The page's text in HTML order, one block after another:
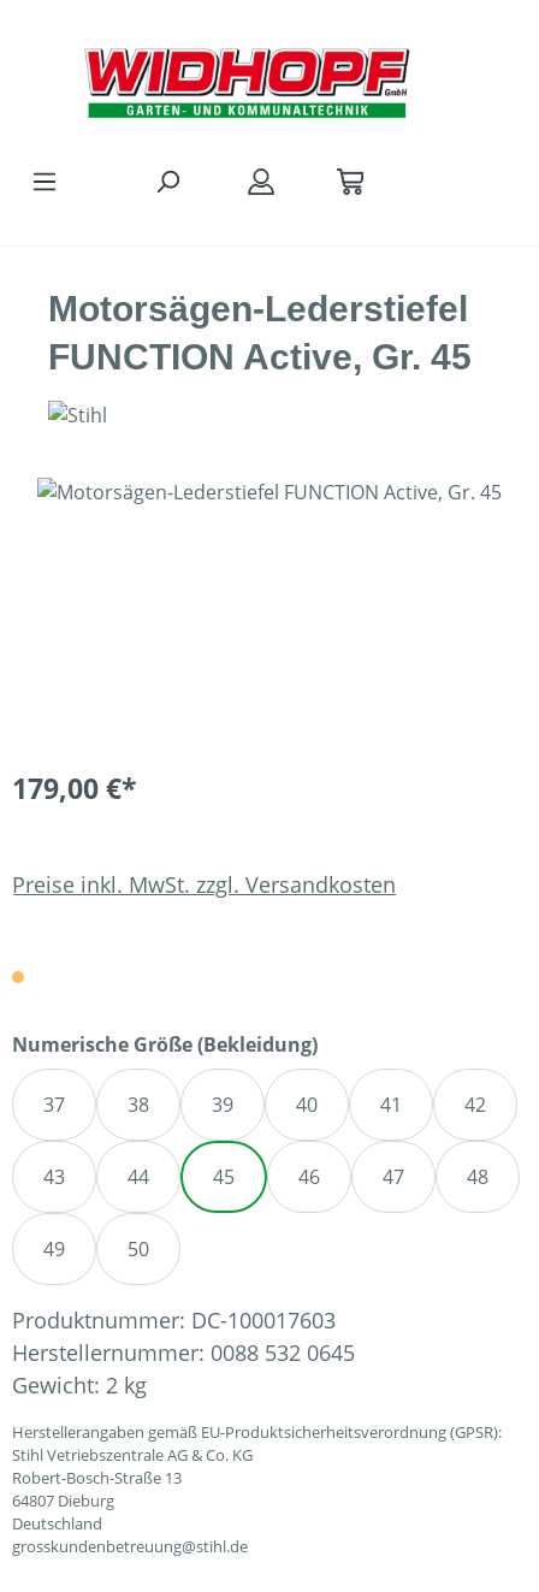
Motorsägen-Lederstiefel
FUNCTION Active, Gr. 45
Bildergalerie überspringen
179,00 €*
Preise inkl. MwSt. zzgl. Versandkosten
Numerische Größe (Bekleidung)auswählen
37 38 39 40 41 42
43 44 45 46 47 48
49 50
Produktnummer: DC-100017603
Herstellernummer: 0088 532 0645
Gewicht: 2 kg
Herstellerangaben gemäß EU-Produktsicherheitsverordnung (GPSR):
Stihl Vetriebszentrale AG & Co. KG
Robert-Bosch-Straße 13
64807 Dieburg
Deutschland
grosskundenbetreuung@stihl.de